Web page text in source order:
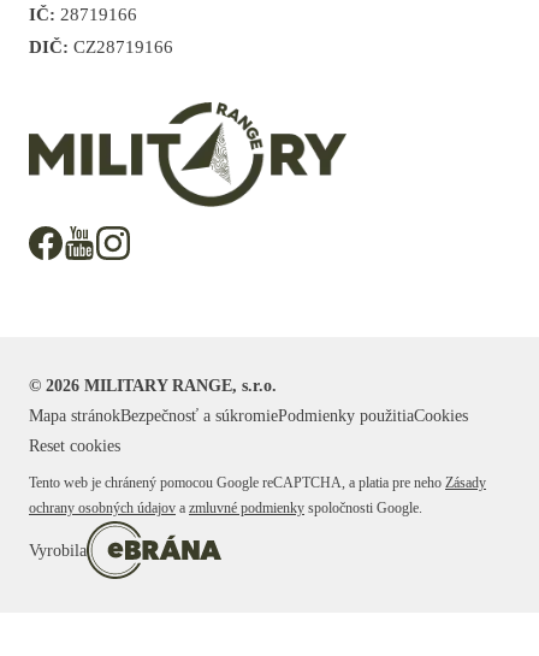
IČ: 28719166
DIČ: CZ28719166
© 2026 MILITARY RANGE, s.r.o.
Mapa stránokBezpečnosť a súkromiePodmienky použitiaCookies
Reset cookies
Tento web je chránený pomocou Google reCAPTCHA, a platia pre neho Zásady
ochrany osobných údajov a zmluvné podmienky spoločnosti Google.
Vyrobila